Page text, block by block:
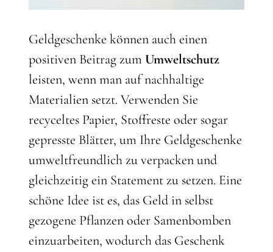
Geldgeschenke können auch einen
positiven Beitrag zum Umweltschutz
leisten, wenn man auf nachhaltige
Materialien setzt. Verwenden Sie
recyceltes Papier, Stoffreste oder sogar
gepresste Blätter, um Ihre Geldgeschenke
umweltfreundlich zu verpacken und
gleichzeitig ein Statement zu setzen. Eine
schöne Idee ist es, das Geld in selbst
gezogene Pflanzen oder Samenbomben
einzuarbeiten, wodurch das Geschenk